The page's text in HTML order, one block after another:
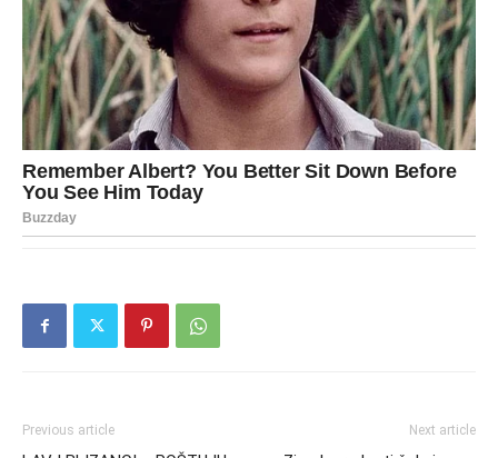
Previous article Next article